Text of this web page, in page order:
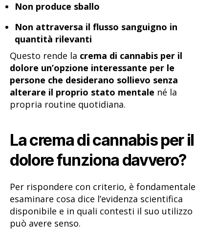
Non produce sballo
Non attraversa il flusso sanguigno in
quantità rilevanti
Questo rende la crema di cannabis per il
dolore un’opzione interessante per le
persone che desiderano sollievo senza
alterare il proprio stato mentale né la
propria routine quotidiana.
La crema di cannabis per il
dolore funziona davvero?
Per rispondere con criterio, è fondamentale
esaminare cosa dice l’evidenza scientifica
disponibile e in quali contesti il suo utilizzo
può avere senso.